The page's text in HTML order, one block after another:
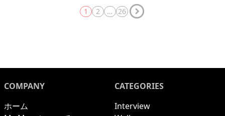
どれも、正解かもしれません。
しかしその奥に潜むリレーションシップ（関連
性やつながり）に、目を向けることこそが本質
1 2 … 26
COMPANY
ホーム
CATEGORIES
Interview